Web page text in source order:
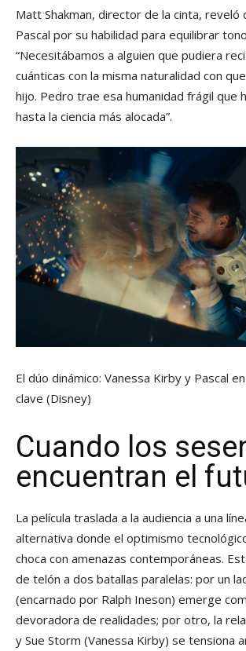
Matt Shakman, director de la cinta, reveló
Pascal por su habilidad para equilibrar
“Necesitábamos a alguien que pudiera
cuánticas con la misma naturalidad con
hijo. Pedro trae esa humanidad frágil que
hasta la ciencia más alocada”.
El dúo dinámico: Vanessa Kirby y Pascal
clave (Disney)
Cuando los
encuentran el
La película traslada a la audiencia a una
alternativa donde el optimismo
choca con amenazas contemporáneas.
de telón a dos batallas paralelas: por un
(encarnado por Ralph Ineson) emerge
devoradora de realidades; por otro, la
y Sue Storm (Vanessa Kirby) se tensiona